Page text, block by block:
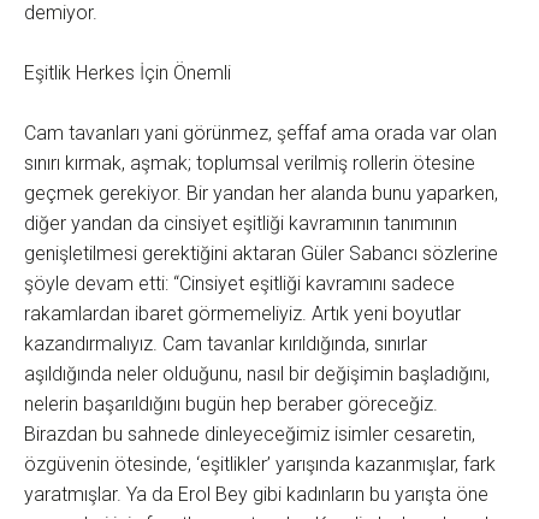
demiyor.
Eşitlik Herkes İçin Önemli
Cam tavanları yani görünmez, şeffaf ama orada var olan
sınırı kırmak, aşmak; toplumsal verilmiş rollerin ötesine
geçmek gerekiyor. Bir yandan her alanda bunu yaparken,
diğer yandan da cinsiyet eşitliği kavramının tanımının
genişletilmesi gerektiğini aktaran Güler Sabancı sözlerine
şöyle devam etti: “Cinsiyet eşitliği kavramını sadece
rakamlardan ibaret görmemeliyiz. Artık yeni boyutlar
kazandırmalıyız. Cam tavanlar kırıldığında, sınırlar
aşıldığında neler olduğunu, nasıl bir değişimin başladığını,
nelerin başarıldığını bugün hep beraber göreceğiz.
Birazdan bu sahnede dinleyeceğimiz isimler cesaretin,
özgüvenin ötesinde, ‘eşitlikler’ yarışında kazanmışlar, fark
yaratmışlar. Ya da Erol Bey gibi kadınların bu yarışta öne